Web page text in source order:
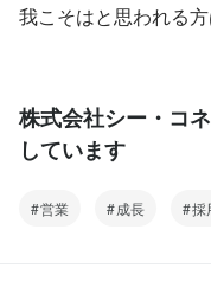
我こそはと思われる
株式会社シー・コ
しています
営業 成長 採